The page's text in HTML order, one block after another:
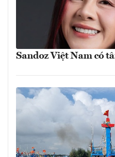
Sandoz Việt Nam có